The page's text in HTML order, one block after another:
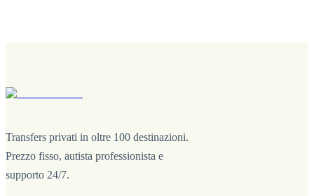
Transfers privati in oltre 100 destinazioni.
Prezzo fisso, autista professionista e
supporto 24/7.